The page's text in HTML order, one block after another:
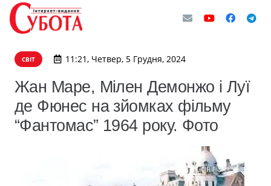
СВІТ 11:21, Четвер, 5 Грудня, 2024
Жан Маре, Мілен Демонжо і Луї
де Фюнес на зйомках фільму
“Фантомас” 1964 року. Фото